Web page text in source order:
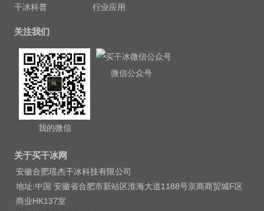
干冰科普
行业应用
关注我们
我的微信
微信公众号
关于买干冰网
安徽合肥瑶杰干冰科技有限公司
地址:中国 安徽省合肥市新站区淮海大道1188号京商商贸城F区
商业HK137室